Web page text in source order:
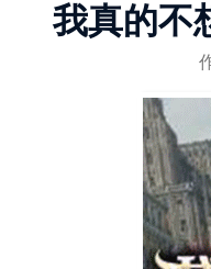
我真的不